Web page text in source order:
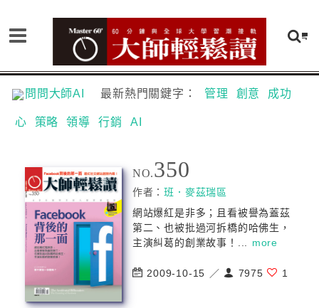
問問大師AI 最新熱門關鍵字： 管理 創意 成功
心 策略 領導 行銷 AI
NO.350
作者：班．麥茲瑞區
網站爆紅是非多；且看被譽為蓋茲
第二、也被批過河拆橋的哈佛生，
主演糾葛的創業故事！... more
2009-10-15 ／ 7975 1